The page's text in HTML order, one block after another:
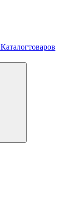
Каталогтоваров